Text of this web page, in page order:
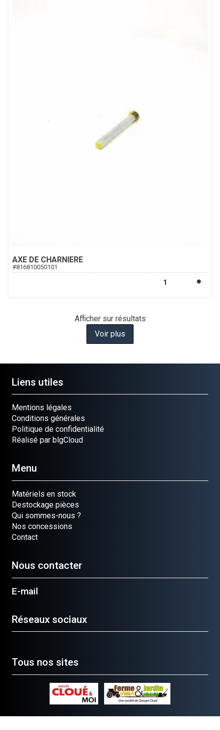
AXE DE CHARNIERE
#816810050101
Afficher sur résultats
Voir plus
Liens utiles
Mentions légales
Conditions générales
Politique de confidentialité
Réalisé par blgCloud
Menu
Matériels en stock
Destockage pièces
Qui sommes-nous ?
Nos concessions
Contact
Nous contacter
E-mail
Réseaux sociaux
Tous nos sites